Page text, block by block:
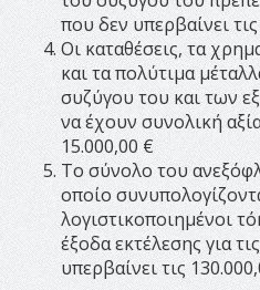
που δεν υπερβαίνει
Οι καταθέσεις, τα
και τα πολύτιμα
συζύγου του και των
να έχουν συνολική
15.000,00 €
Το σύνολο του
οποίο
λογιστικοποιημένοι
έξοδα εκτέλεσης για
υπερβαίνει τις